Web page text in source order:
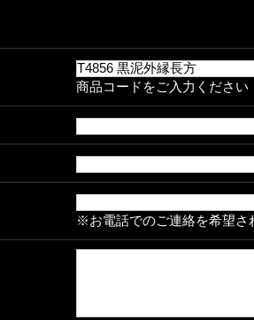
商品コードをご入力ください
※お電話でのご連絡を希望さ